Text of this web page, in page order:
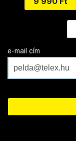
e-mail cím